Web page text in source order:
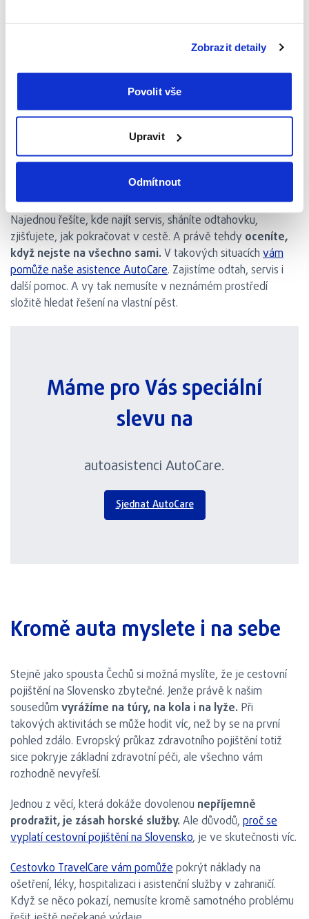
Zobrazit detaily
Povolit vše
Upravit
Odmítnout
Když se auto pokazí daleko od
domova
Vybitá baterie, defekt nebo porucha motoru. Většina řidičů
doufá, že je nic podobného nepotká. Když se problém
objeví pár kilometrů od domova, většinou si nějak poradíte.
na druhém konci Slovenska, bývá
situace mnohem složitější.
Najednou řešíte, kde najít servis, sháníte odtahovku,
zjišťujete, jak pokračovat v cestě. A právě tehdy oceníte,
když nejste na všechno sami.V takových situacích vám
pomůže naše asistence AutoCare. Zajistíme odtah, servis i
další pomoc. A vy tak nemusíte v neznámém prostředí
složitě hledat řešení na vlastní pěst.
Máme pro Vás speciální
slevu na
autoasistenci AutoCare.
Sjednat AutoCare
Kromě auta myslete i na sebe
Stejně jako spousta Čechů si možná myslíte, že je cestovní
pojištění na Slovensko zbytečné. Jenže právě k našim
sousedům vyrážíme na túry, na kola i na lyže. Při
takových aktivitách se může hodit víc, než by se na první
pohled zdálo. Evropský průkaz zdravotního pojištění totiž
sice pokryje základní zdravotní péči, ale všechno vám
rozhodně nevyřeší.
Jednou z věcí, která dokáže dovolenou nepříjemně
prodražit, je zásah horské služby.Ale důvodů, proč se
vyplatí cestovní pojištění na Slovensko, je ve skutečnosti víc.
Cestovko TravelCare vám pomůžepokrýt náklady na
ošetření, léky, hospitalizaci i asistenční služby v zahraničí.
Když se něco pokazí, nemusíte kromě samotného problému